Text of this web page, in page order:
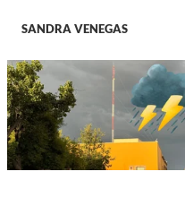
SANDRA VENEGAS